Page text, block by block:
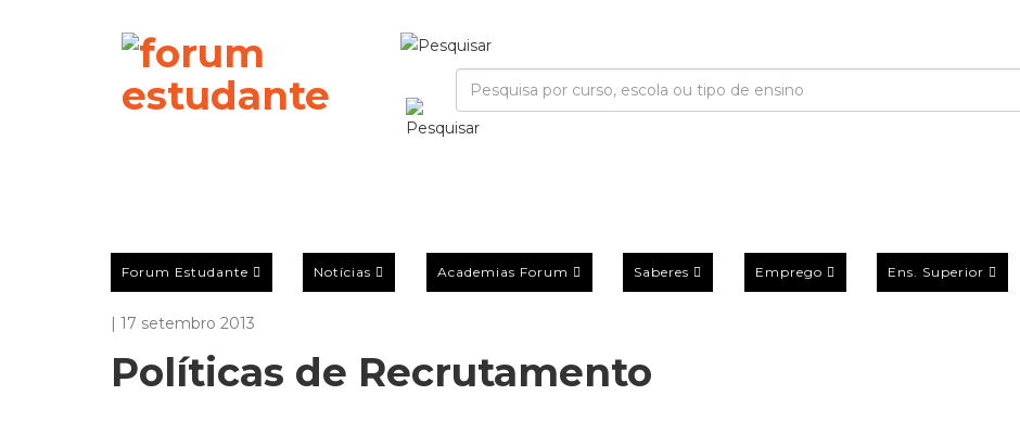
Forum Estudante Notícias Academias Forum Saberes Emprego Ens. Superior
| 17 setembro 2013
Políticas de Recrutamento